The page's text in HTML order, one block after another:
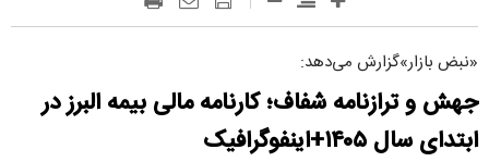
«نبض بازار»گزارش می‌دهد:
جهش و ترازنامه شفاف؛ کارنامه مالی بیمه البرز در
ابتدای سال ۱۴۰۵+اینفوگرافیک